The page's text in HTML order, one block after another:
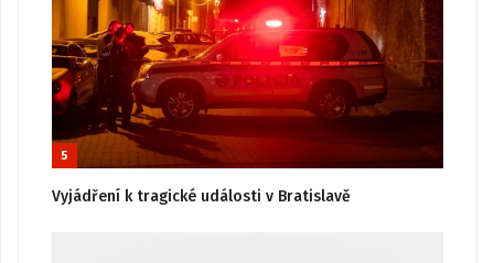
5
Vyjádření k tragické události v Bratislavě